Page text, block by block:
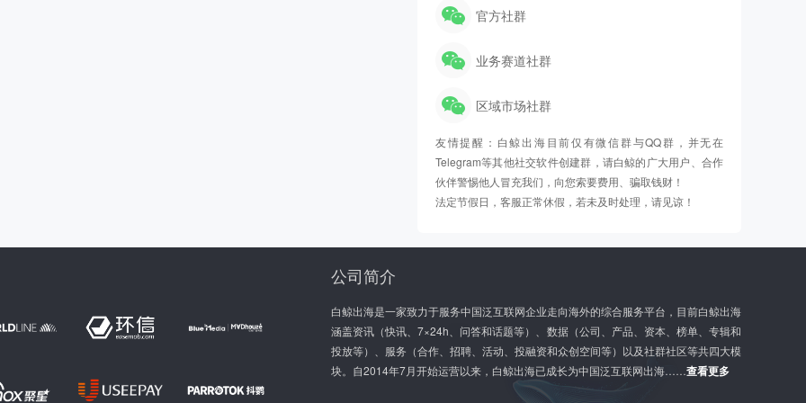
官方社群
业务赛道社群
区域市场社群
友情提醒：白鲸出海目前仅有微信群与QQ群，并无在
Telegram等其他社交软件创建群，请白鲸的广大用户、合作
伙伴警惕他人冒充我们，向您索要费用、骗取钱财！
法定节假日，客服正常休假，若未及时处理，请见谅！
公司简介
白鲸出海是一家致力于服务中国泛互联网企业走向海外的综合服务平台，目前白鲸出海
涵盖资讯（快讯、7×24h、问答和话题等）、数据（公司、产品、资本、榜单、专辑和
投放等）、服务（合作、招聘、活动、投融资和众创空间等）以及社群社区等共四大模
块。自2014年7月开始运营以来，白鲸出海已成长为中国泛互联网出海……查看更多